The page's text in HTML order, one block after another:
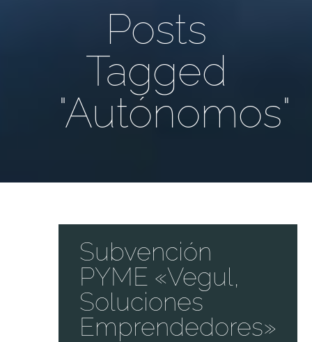
Posts
Tagged
"Autónomos"
Subvención
PYME «Vegul,
Soluciones
Emprendedores»